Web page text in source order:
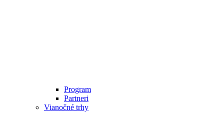
Program
Partneri
Vianočné trhy